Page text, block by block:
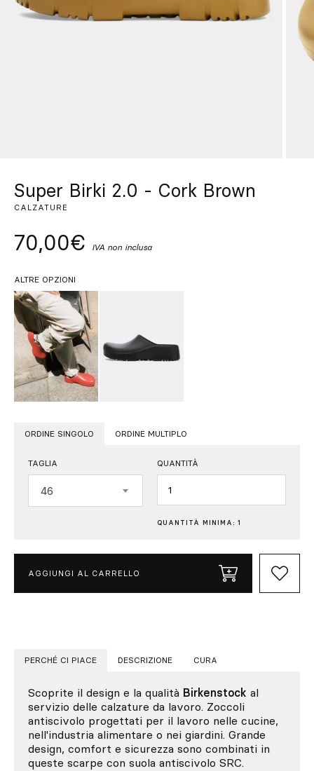
Super Birki 2.0 - Cork Brown
CALZATURE
70,00€ IVA non inclusa
ALTRE OPZIONI
ORDINE SINGOLO ORDINE MULTIPLO
TAGLIA
46
QUANTITÀ
QUANTITÀ MINIMA: 1
AGGIUNGI AL CARRELLO
PERCHÉ CI PIACE DESCRIZIONE CURA
Scoprite il design e la qualità Birkenstock al
servizio delle calzature da lavoro. Zoccoli
antiscivolo progettati per il lavoro nelle cucine,
nell'industria alimentare o nei giardini. Grande
design, comfort e sicurezza sono combinati in
queste scarpe con suola antiscivolo SRC.